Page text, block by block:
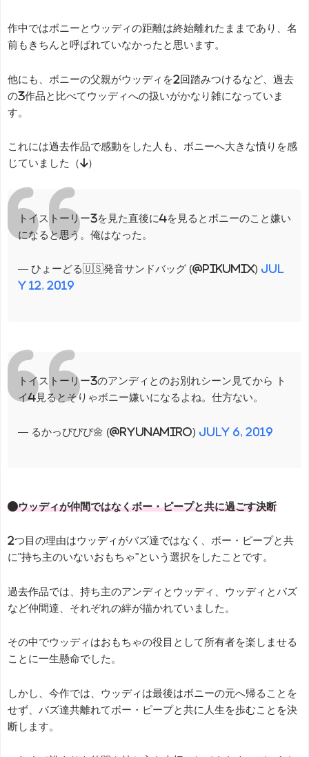
作中ではボニーとウッディの距離は終始離れたままであり、名
前もきちんと呼ばれていなかったと思います。
他にも、ボニーの父親がウッディを2回踏みつけるなど、過去
の3作品と比べてウッディへの扱いがかなり雑になっていま
す。
これには過去作品で感動をした人も、ボニーへ大きな憤りを感
じていました（↓）
トイストーリー3を見た直後に4を見るとボニーのこと嫌い
になると思う。俺はなった。
— ひょーどる🇺🇸発音サンドバッグ (@pikumix) Jul
y 12, 2019
トイストーリー3のアンディとのお別れシーン見てから ト
イ4見るとそりゃボニー嫌いになるよね。仕方ない。
— るかっぴぴぴ🌼 (@ryunamiro) July 6, 2019
●ウッディが仲間ではなくボー・ピープと共に過ごす決断
2つ目の理由はウッディがバズ達ではなく、ボー・ピープと共
に"持ち主のいないおもちゃ"という選択をしたことです。
過去作品では、持ち主のアンディとウッディ、ウッディとバズ
など仲間達、それぞれの絆が描かれていました。
その中でウッディはおもちゃの役目として所有者を楽しませる
ことに一生懸命でした。
しかし、今作では、ウッディは最後はボニーの元へ帰ることを
せず、バズ達共離れてボー・ピープと共に人生を歩むことを決
断します。